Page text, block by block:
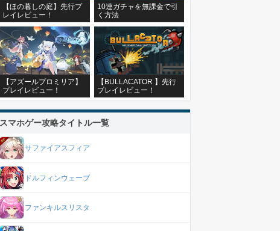
【ほの暮しの庭】先行プ
レイレビュー！
10連ガチャを無課金で引
く方法
【アズールプロミリア】
プレイレビュー！
【BULLACATOR 】先行
プレイレビュー！
スマホゲー攻略タイトル一覧
サファイアスフィア
ドルフィンウェーブ
ファンキルスリスタ